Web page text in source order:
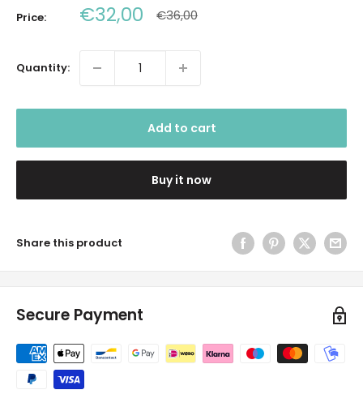
Price: Sale
price
€32,00 Regular
price
€36,00
Quantity:
Add to cart
Buy it now
Share this product
Secure Payment